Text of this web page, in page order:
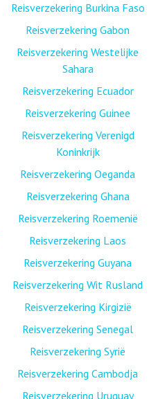
Reisverzekering Burkina Faso
Reisverzekering Gabon
Reisverzekering Westelijke
Sahara
Reisverzekering Ecuador
Reisverzekering Guinee
Reisverzekering Verenigd
Koninkrijk
Reisverzekering Oeganda
Reisverzekering Ghana
Reisverzekering Roemenië
Reisverzekering Laos
Reisverzekering Guyana
Reisverzekering Wit Rusland
Reisverzekering Kirgizië
Reisverzekering Senegal
Reisverzekering Syrië
Reisverzekering Cambodja
Reisverzekering Uruguay